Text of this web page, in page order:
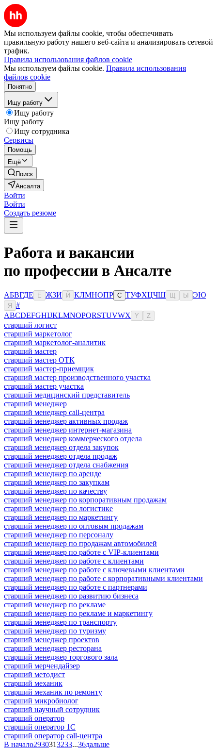
Мы используем файлы cookie, чтобы обеспечивать
правильную работу нашего веб-сайта и анализировать сетевой
трафик.
Правила использования файлов cookie
Мы используем файлы cookie. Правила использования
файлов cookie
Понятно
Ищу работу
Ищу работу
Ищу работу
Ищу сотрудника
Сервисы
Помощь
Ещё
Поиск
Ансалта
Войти
Войти
Создать резюме
Работа и вакансии
по профессии в Ансалте
АБВГДЕ Ё ЖЗИ Й КЛМНОПР С ТУФХЦЧШ Ы ЭЮ
Я
#
ABCDEFGHIJKLMNOPQRSTUVWX Y Z
старший логист
старший маркетолог
старший маркетолог-аналитик
старший мастер
старший мастер ОТК
старший мастер-приемщик
старший мастер производственного участка
старший мастер участка
старший медицинский представитель
старший менеджер
старший менеджер call-центра
старший менеджер активных продаж
старший менеджер интернет-магазина
старший менеджер коммерческого отдела
старший менеджер отдела закупок
старший менеджер отдела продаж
старший менеджер отдела снабжения
старший менеджер по аренде
старший менеджер по закупкам
старший менеджер по качеству
старший менеджер по корпоративным продажам
старший менеджер по логистике
старший менеджер по маркетингу
старший менеджер по оптовым продажам
старший менеджер по персоналу
старший менеджер по продажам автомобилей
старший менеджер по работе с VIP-клиентами
старший менеджер по работе с клиентами
старший менеджер по работе с ключевыми клиентами
старший менеджер по работе с корпоративными клиентами
старший менеджер по работе с партнерами
старший менеджер по развитию бизнеса
старший менеджер по рекламе
старший менеджер по рекламе и маркетингу
старший менеджер по транспорту
старший менеджер по туризму
старший менеджер проектов
старший менеджер ресторана
старший менеджер торгового зала
старший мерчендайзер
старший методист
старший механик
старший механик по ремонту
старший микробиолог
старший научный сотрудник
старший оператор
старший оператор 1С
старший оператор call-центра
В начало2930313233...36дальше